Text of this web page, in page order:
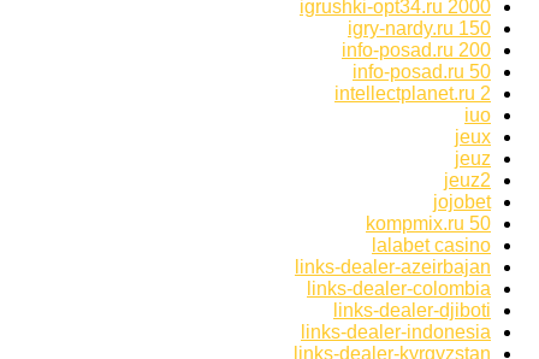
igrushki-opt34.ru 2000
igry-nardy.ru 150
info-posad.ru 200
info-posad.ru 50
intellectplanet.ru 2
iuo
jeux
jeuz
jeuz2
jojobet
kompmix.ru 50
lalabet casino
links-dealer-azeirbajan
links-dealer-colombia
links-dealer-djiboti
links-dealer-indonesia
links-dealer-kyrgyzstan